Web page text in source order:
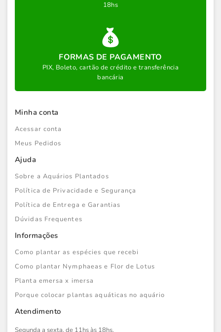
18hs
FORMAS DE PAGAMENTO
PIX, Boleto, cartão de crédito e transferência
bancária
Minha conta
Acessar conta
Meus Pedidos
Ajuda
Sobre a Aquários Plantados
Política de Privacidade e Segurança
Política de Entrega e Garantias
Dúvidas Frequentes
Informações
Como plantar as espécies que recebi
Como plantar Nymphaeas e Flor de Lotus
Planta emersa x imersa
Porque colocar plantas aquáticas no aquário
Atendimento
Segunda a sexta, de 11hs às 18hs.